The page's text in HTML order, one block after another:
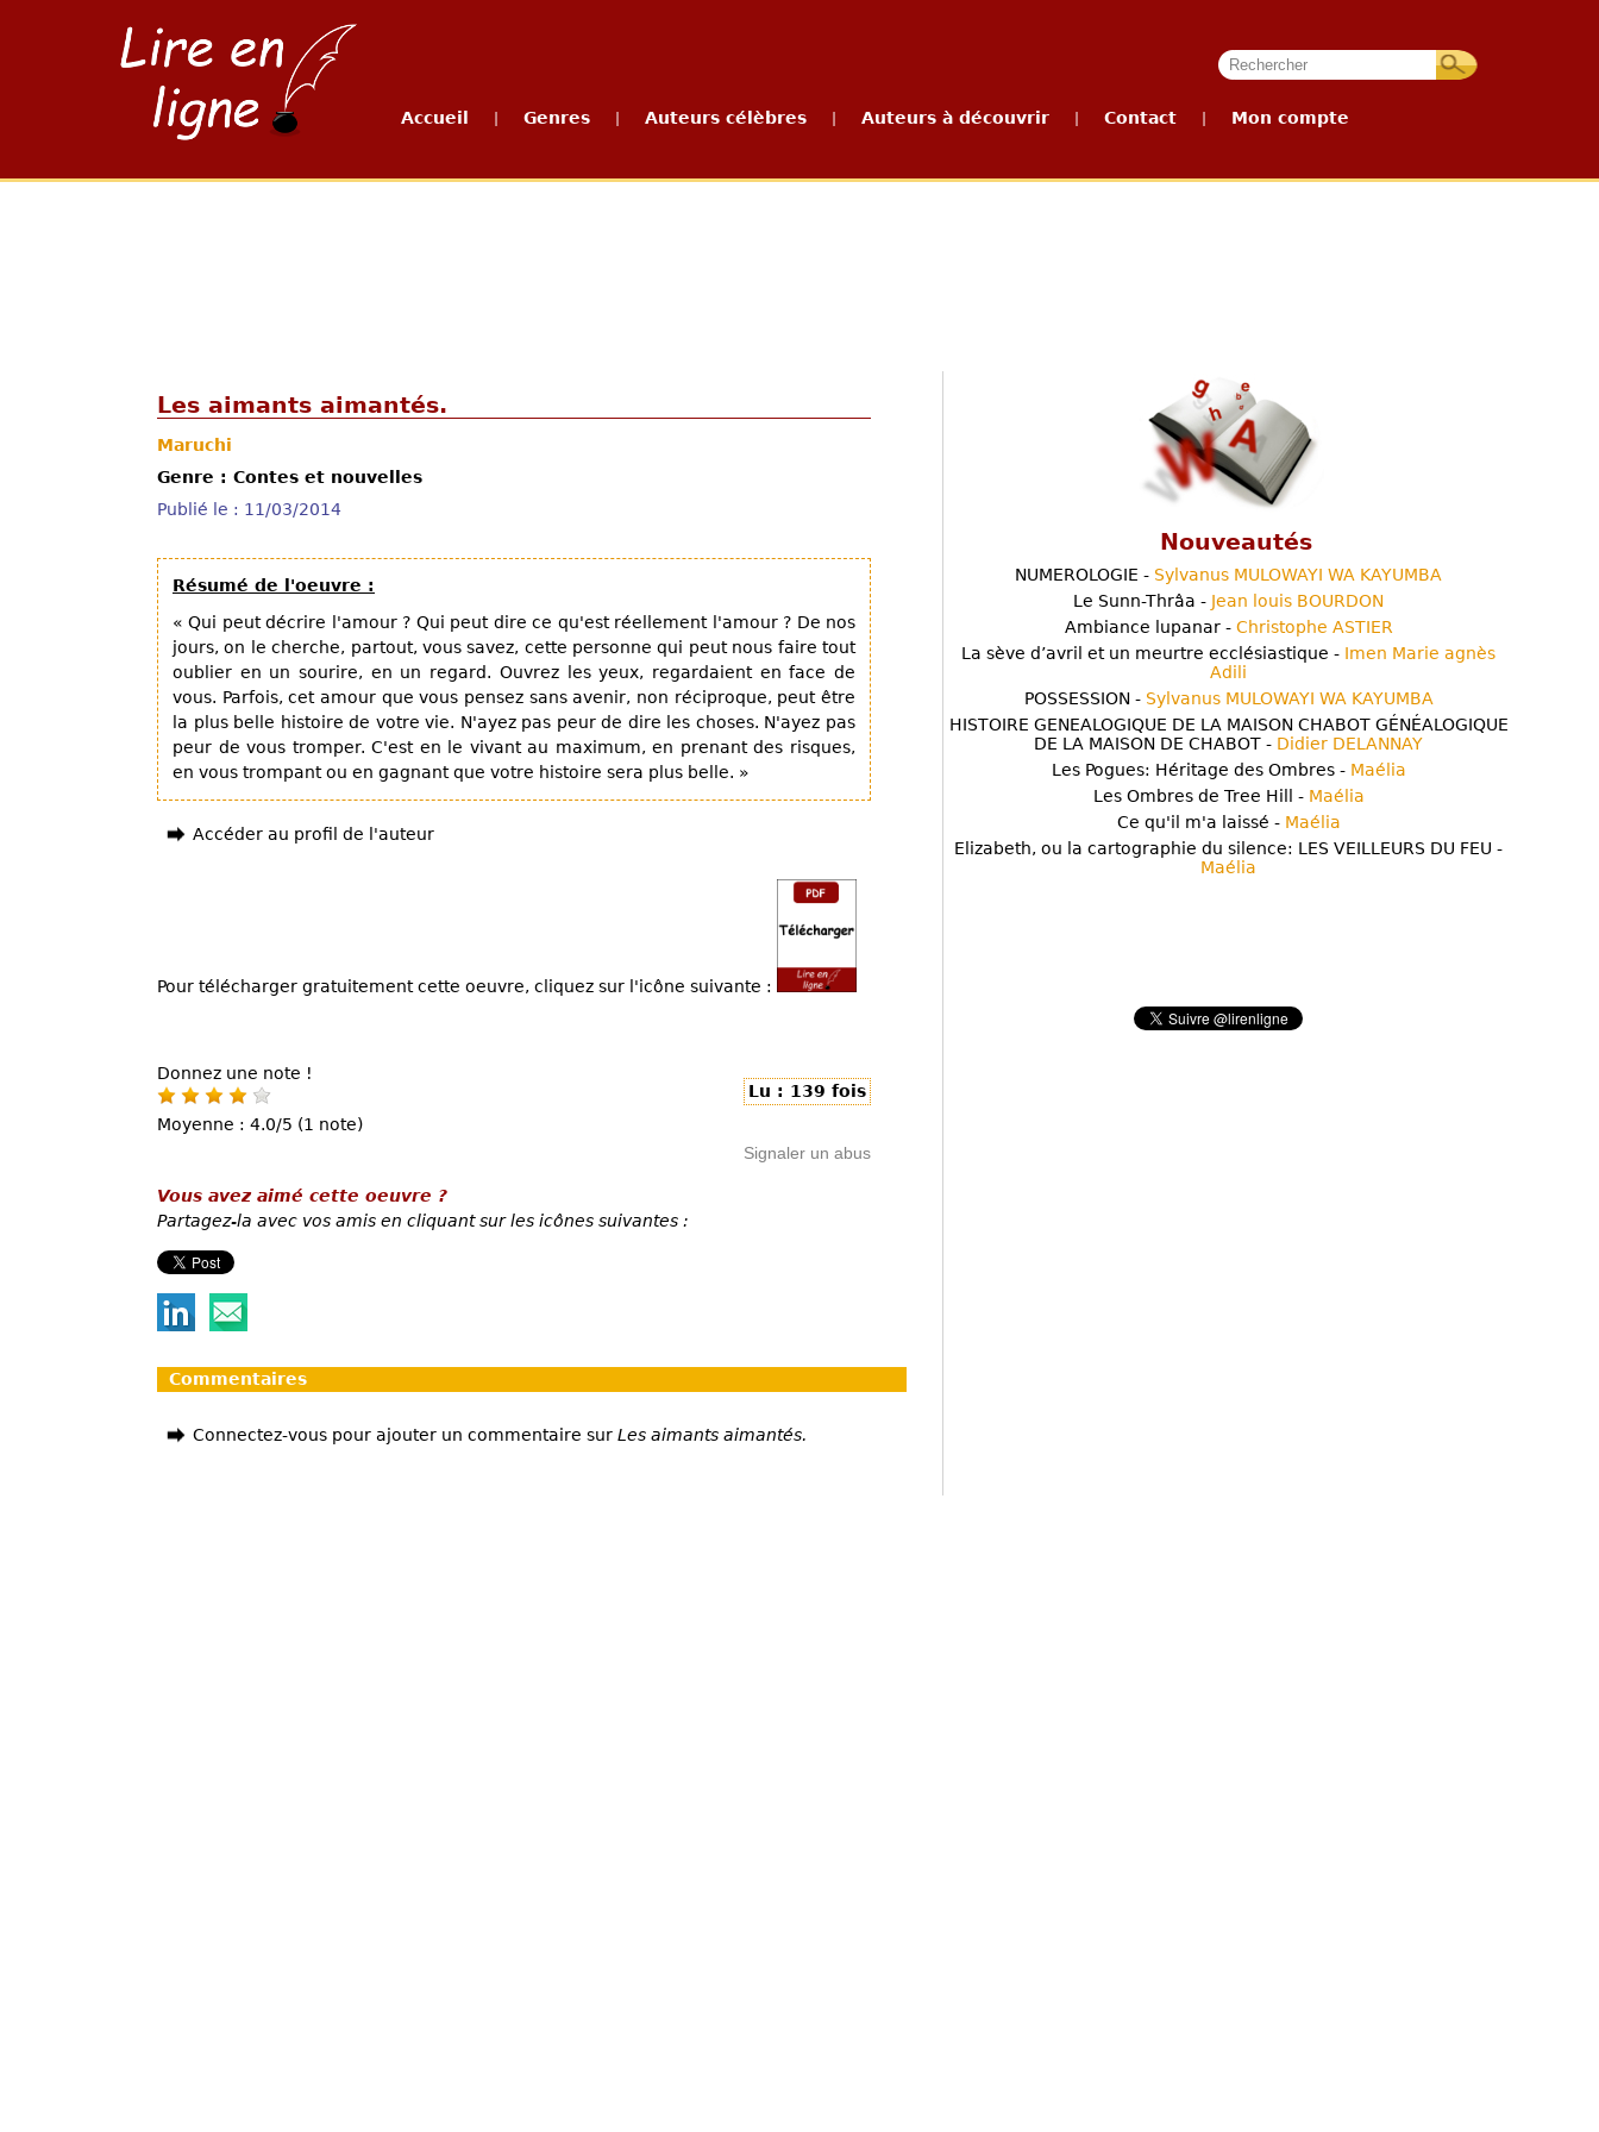
Accueil Genres Auteurs célèbres Auteurs à découvrir Contact Mon compte
Les aimants aimantés.
Maruchi
Genre : Contes et nouvelles
Publié le : 11/03/2014
Résumé de l'oeuvre :
« Qui peut décrire l'amour ? Qui peut dire ce qu'est réellement l'amour ? De nos
jours, on le cherche, partout, vous savez, cette personne qui peut nous faire tout
oublier en un sourire, en un regard. Ouvrez les yeux, regardaient en face de
vous. Parfois, cet amour que vous pensez sans avenir, non réciproque, peut être
la plus belle histoire de votre vie. N'ayez pas peur de dire les choses. N'ayez pas
peur de vous tromper. C'est en le vivant au maximum, en prenant des risques,
en vous trompant ou en gagnant que votre histoire sera plus belle. »
Accéder au profil de l'auteur
Pour télécharger gratuitement cette oeuvre, cliquez sur l'icône suivante :
Donnez une note !
Moyenne : 4.0/5 (1 note)
Lu : 139 fois
Signaler un abus
Vous avez aimé cette oeuvre ?
Partagez-la avec vos amis en cliquant sur les icônes suivantes :
Commentaires
Connectez-vous pour ajouter un commentaire sur Les aimants aimantés.
Nouveautés
NUMEROLOGIE - Sylvanus MULOWAYI WA KAYUMBA
Le Sunn-Thrâa - Jean louis BOURDON
Ambiance lupanar - Christophe ASTIER
La sève d’avril et un meurtre ecclésiastique - Imen Marie agnès
Adili
POSSESSION - Sylvanus MULOWAYI WA KAYUMBA
HISTOIRE GENEALOGIQUE DE LA MAISON CHABOT GÉNÉALOGIQUE
DE LA MAISON DE CHABOT - Didier DELANNAY
Les Pogues: Héritage des Ombres - Maélia
Les Ombres de Tree Hill - Maélia
Ce qu'il m'a laissé - Maélia
Elizabeth, ou la cartographie du silence: LES VEILLEURS DU FEU -
Maélia